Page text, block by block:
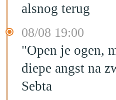
alsnog terug
08/08 19:00
"Open je ogen,
diepe angst na
Sebta